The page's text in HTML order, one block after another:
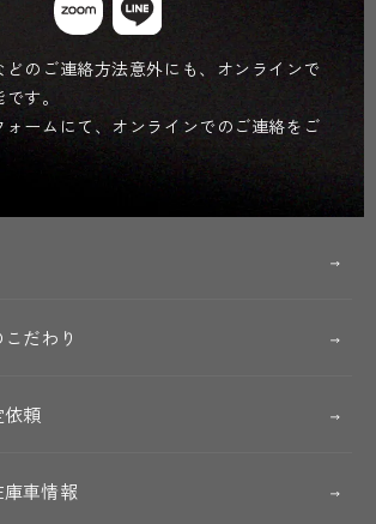
どのご連絡方法意外にも、オンラインで
す。
ォームにて、オンラインでのご連絡をご
だわり
頼
車情報